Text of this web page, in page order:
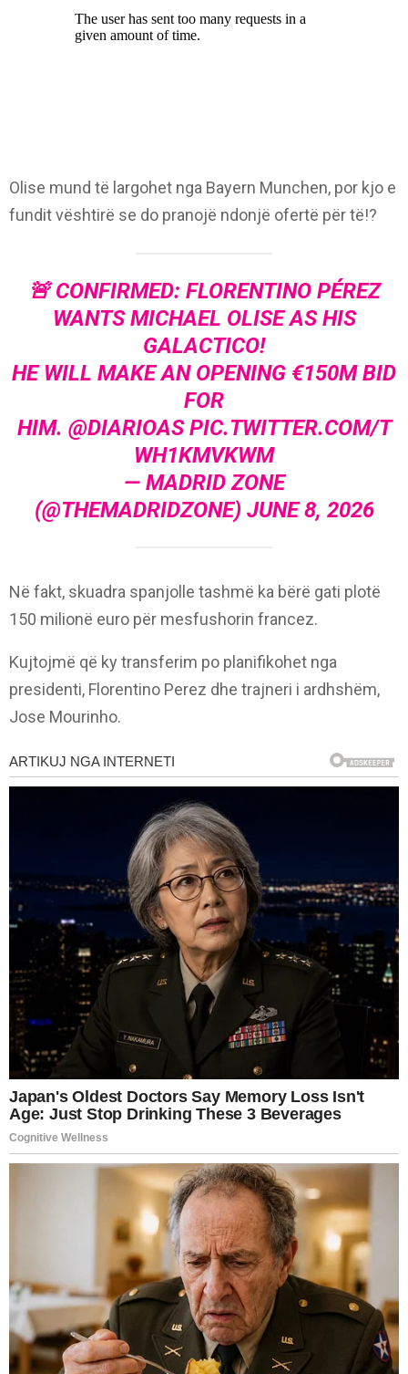
Olise mund të largohet nga Bayern Munchen, por kjo e
fundit vështirë se do pranojë ndonjë ofertë për të!?
🚨 CONFIRMED: FLORENTINO PÉREZ
WANTS MICHAEL OLISE AS HIS
GALACTICO!
HE WILL MAKE AN OPENING €150M BID
FOR
HIM. @DIARIOAS PIC.TWITTER.COM/T
WH1KMVKWM
— MADRID ZONE
(@THEMADRIDZONE) JUNE 8, 2026
Në fakt, skuadra spanjolle tashmë ka bërë gati plotë
150 milionë euro për mesfushorin francez.
Kujtojmë që ky transferim po planifikohet nga
presidenti, Florentino Perez dhe trajneri i ardhshëm,
Jose Mourinho.